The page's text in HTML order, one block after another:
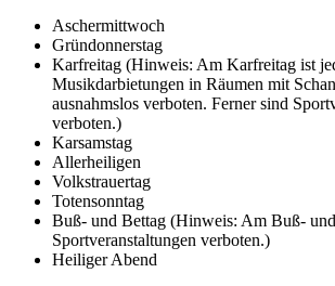
Aschermittwoch
Gründonnerstag
Karfreitag (Hinweis: Am Karfreitag ist
Musikdarbietungen in Räumen mit
ausnahmslos verboten. Ferner sind
verboten.)
Karsamstag
Allerheiligen
Volkstrauertag
Totensonntag
Buß- und Bettag (Hinweis: Am Buß-
Sportveranstaltungen verboten.)
Heiliger Abend